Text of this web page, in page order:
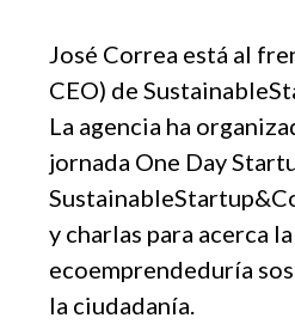
José Correa está al
CEO) de
La agencia ha
jornada One Day
y charlas para acerca la
ecoemprendeduría
la ciudadanía.